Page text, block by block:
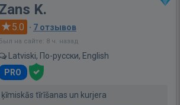
K.
5.0 · 7 отзывов
Был на сайте: 8 ч. назад
Latviski, По-русски, English
PRO
tīrīšanas un kurjera